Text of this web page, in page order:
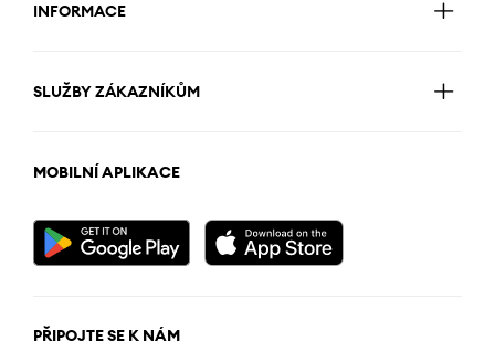
INFORMACE
SLUŽBY ZÁKAZNÍKŮM
MOBILNÍ APLIKACE
PŘIPOJTE SE K NÁM